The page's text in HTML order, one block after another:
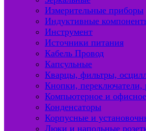
Измерительные приборы
Индуктивные
Инструмент
Источники питания
Кабель Провод
Капсульные
Кварцы, фильтры,
Кнопки, переключатели,
Компьютерное и
Конденсаторы
Корпусные и
Люки и напольные